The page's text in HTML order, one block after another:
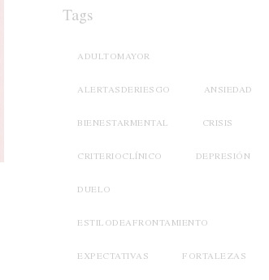
Tags
ADULTOMAYOR
ALERTASDERIESGO ANSIEDAD
BIENESTARMENTAL CRISIS
CRITERIOCLÍNICO DEPRESIÓN
DUELO
ESTILODEAFRONTAMIENTO
EXPECTATIVAS FORTALEZAS